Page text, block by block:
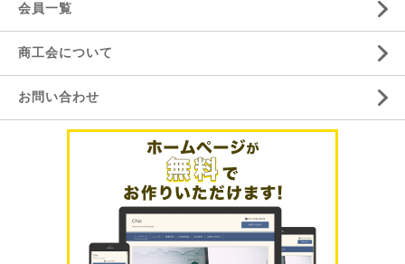
会員一覧
商工会について
お問い合わせ